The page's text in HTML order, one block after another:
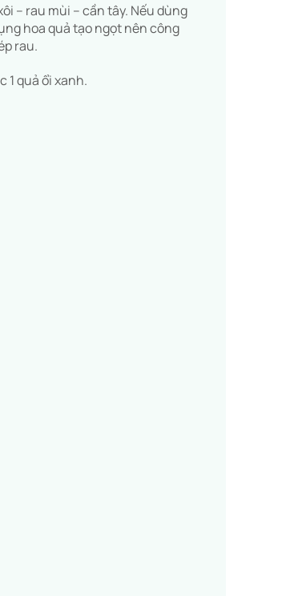
– rau mùi – cần tây. Nếu dùng
hoa quả tạo ngọt nên công
rau.
1 quả ổi xanh.